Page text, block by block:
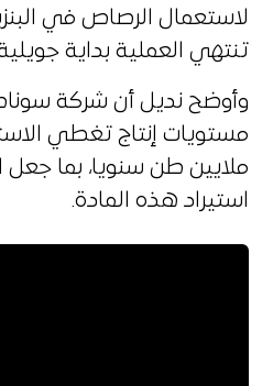
لاستعمال الرصاص في
تنتهي العملية بداية
وأوضح نديل أن شركة
ملايين طن سنويا، بما جعل
استيراد هذه المادة.